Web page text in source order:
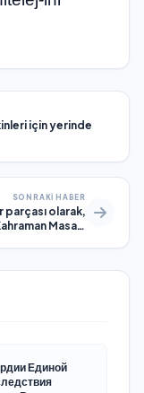
için yerinde
SONRAKI HABER
parçası olarak,
Masası
Единой